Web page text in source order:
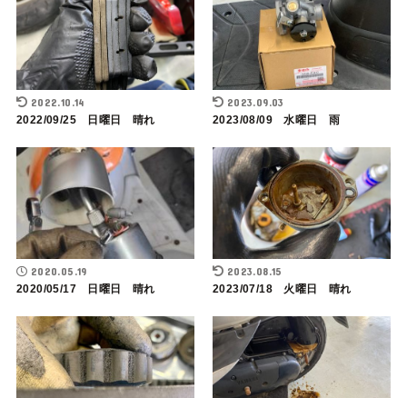
2022.10.14
2022/09/25 日曜日 晴れ
2023.09.03
2023/08/09 水曜日 雨
2020.05.19
2020/05/17 日曜日 晴れ
2023.08.15
2023/07/18 火曜日 晴れ